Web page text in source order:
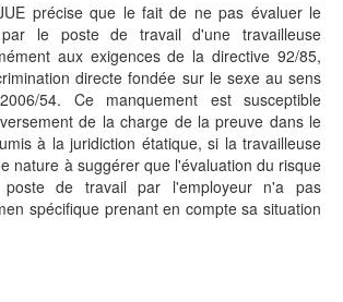
précise que le fait de ne pas évaluer le
le poste de travail d'une travailleuse
aux exigences de la directive 92/85,
directe fondée sur le sexe au sens
54. Ce manquement est susceptible
de la charge de la preuve dans le
à la juridiction étatique, si la travailleuse
nature à suggérer que l'évaluation du risque
de travail par l'employeur n'a pas
spécifique prenant en compte sa situation